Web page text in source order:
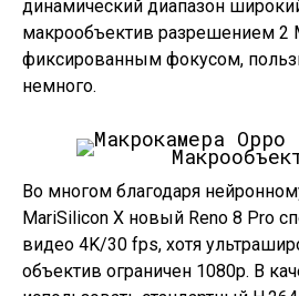
динамический диапазон
макрообъектив разрешением 2
фиксированным фокусом,
немного.
Во многом благодаря
MariSilicon X новый Reno 8 Pro
видео 4K/30 fps, хотя
объектив ограничен 1080p. В